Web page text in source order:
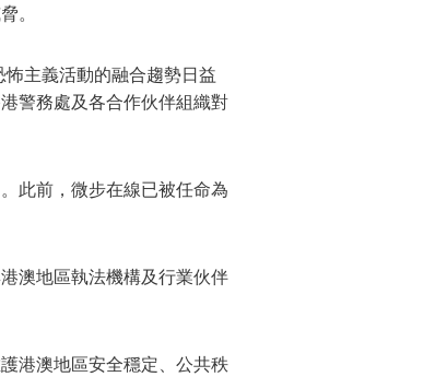
。
主義活動的融合趨勢日益
警務處及各合作伙伴組織對
此前， 微步在線已被任命為
澳地區執法機構及行業伙伴
港澳地區安全穩定、公共秩